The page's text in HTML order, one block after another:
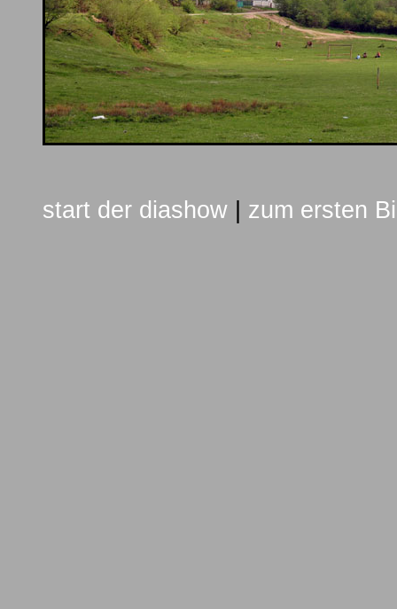
start der diashow zum ersten